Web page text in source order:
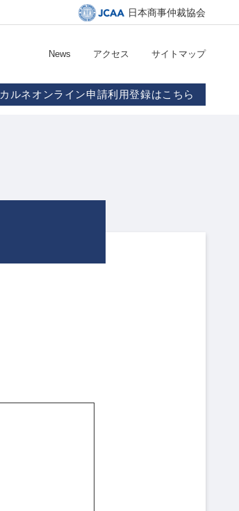
日本商事仲裁協会
News アクセス サイトマップ
カルネオンライン申請利用登録はこちら